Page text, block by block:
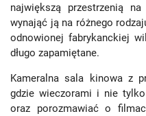
największą przestrzenią
wynająć ją na różnego
odnowionej fabrykanckiej
długo zapamiętane.
Kameralna sala kinowa z
gdzie wieczorami i nie
oraz porozmawiać o